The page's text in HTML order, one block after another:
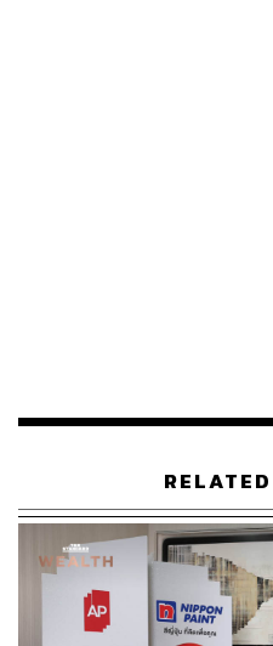
บริษัทมี D/E ค่อนข้างสูง และ
ชะลอลง จากการที่แบงก์ปล่อ
ที่ผ่านมา ความต้องการซื้อบ้า
สามารถติดตาม THE